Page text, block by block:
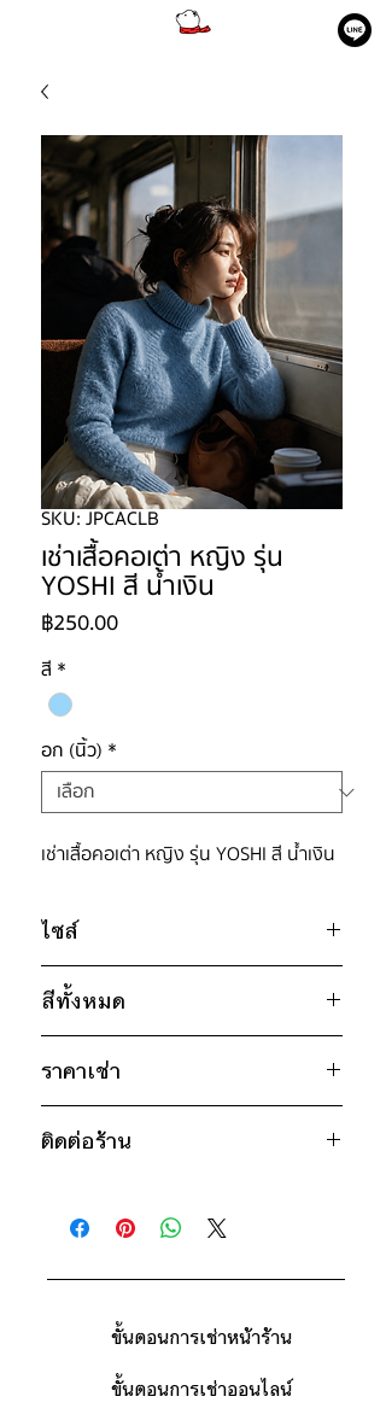
SKU: JPCACLB
เช่าเสื้อคอเต่า หญิง รุ่น
YOSHI สี น้ำเงิน
฿250.00ราคา
สี *
อก (นิ้ว) *
เช่าเสื้อคอเต่า หญิง รุ่น YOSHI สี น้ำเงิน
ไซส์
ไซส์ : S
อก 32" / วงแขน 20" / ยาว 18"
* สินค้าจริงอาจมีขนาดคลาดเคลื่อน 2-3
สีทั้งหมด
ขาว
น้ำเงิน
ชมพู
ตัวอย่าง เช่น สีขาว มีไซส์ S, M สีดำมีไซส์
ราคาเช่า
คืน)
ติดต่อร้านเพื่อสอบถามราคา
ติดต่อร้าน
ดูแผนที่ร้าน
ขั้นตอนการเช่าหน้าร้าน
ขั้นตอนการเช่าออนไลน์